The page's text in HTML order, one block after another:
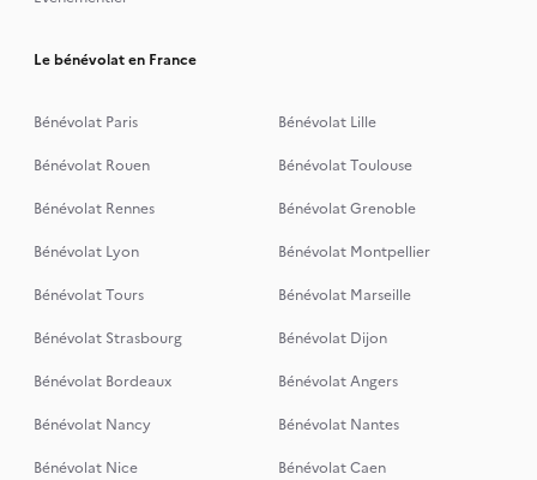
Le bénévolat en France
Bénévolat Paris
Bénévolat Lille
Bénévolat Rouen
Bénévolat Toulouse
Bénévolat Rennes
Bénévolat Grenoble
Bénévolat Lyon
Bénévolat Montpellier
Bénévolat Tours
Bénévolat Marseille
Bénévolat Strasbourg
Bénévolat Dijon
Bénévolat Bordeaux
Bénévolat Angers
Bénévolat Nancy
Bénévolat Nantes
Bénévolat Nice
Bénévolat Caen